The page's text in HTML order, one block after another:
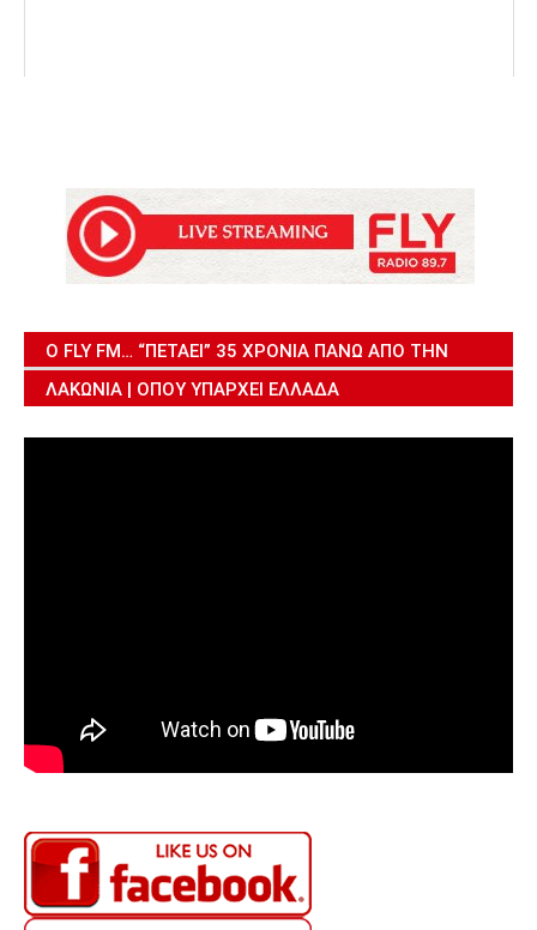
Ο FLY FM… “ΠΕΤΆΕΙ” 35 ΧΡΌΝΙΑ ΠΆΝΩ ΑΠΌ ΤΗΝ
ΛΑΚΩΝΊΑ | ΌΠΟΥ ΥΠΆΡΧΕΙ ΕΛΛΆΔΑ